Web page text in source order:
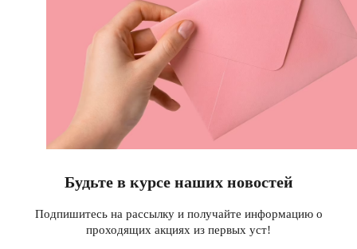
Будьте в курсе наших новостей
Подпишитесь на рассылку и получайте информацию о
проходящих акциях из первых уст!